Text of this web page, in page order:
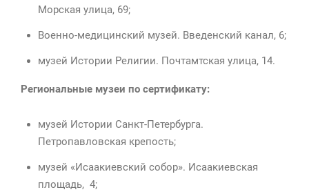
Морская улица, 69;
Военно-медицинский музей. Введенский канал, 6;
музей Истории Религии. Почтамтская улица, 14.
Региональные музеи по сертификату:
музей Истории Санкт-Петербурга.
Петропавловская крепость;
музей «Исаакиевский собор». Исаакиевская
площадь, 4;